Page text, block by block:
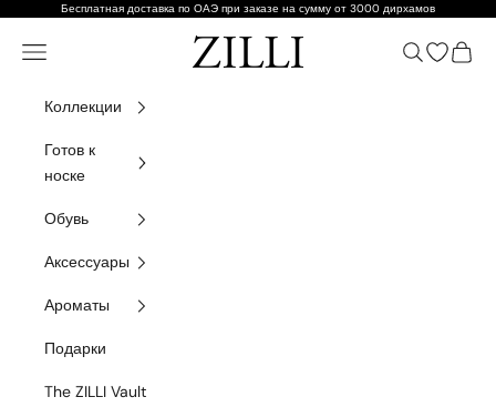
Перейти к содержанию
Бесплатная доставка по ОАЭ при заказе на сумму от 3000 дирхамов
ZILLI
Навигационное меню Поиск
Коллекции
Готов к
носке
Обувь
Аксессуары
Ароматы
Подарки
The ZILLI Vault